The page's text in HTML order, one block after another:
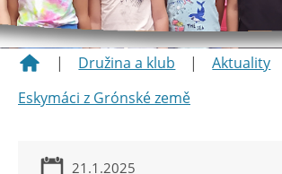
| Družina a klub | Aktuality
Eskymáci z Grónské země
21.1.2025